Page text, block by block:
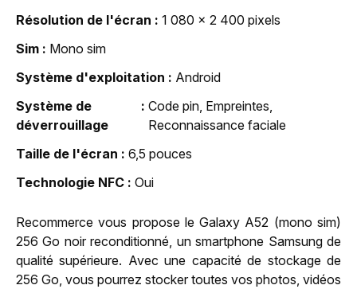
Résolution de l'écran
1 080 x 2 400 pixels
Sim
Mono sim
Système d'exploitation
Android
Système de
déverrouillage
Code pin, Empreintes,
Reconnaissance faciale
Taille de l'écran
6,5 pouces
Technologie NFC
Oui
Recommerce vous propose le Galaxy A52 (mono sim)
256 Go noir reconditionné, un smartphone Samsung de
qualité supérieure. Avec une capacité de stockage de
256 Go, vous pourrez stocker toutes vos photos, vidéos